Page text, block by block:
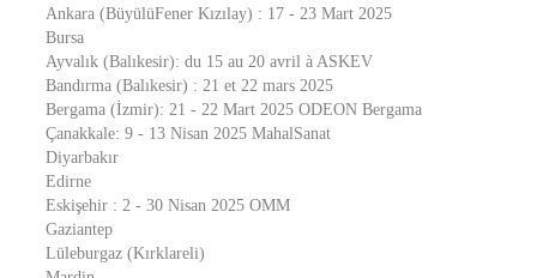
Ankara (BüyülüFener Kızılay) : 17 - 23 Mart 2025
Bursa
Ayvalık (Balıkesir): du 15 au 20 avril à ASKEV
Bandırma (Balıkesir) : 21 et 22 mars 2025
Bergama (İzmir): 21 - 22 Mart 2025 ODEON Bergama
Çanakkale: 9 - 13 Nisan 2025 MahalSanat
Diyarbakır
Edirne
Eskişehir : 2 - 30 Nisan 2025 OMM
Gaziantep
Lüleburgaz (Kırklareli)